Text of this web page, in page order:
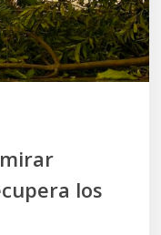
los